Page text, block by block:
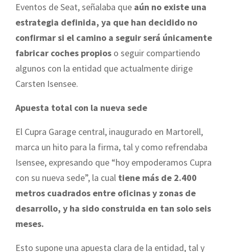
Eventos de Seat, señalaba que aún no existe una
estrategia definida, ya que han decidido no
confirmar si el camino a seguir será únicamente
fabricar coches propios o seguir compartiendo
algunos con la entidad que actualmente dirige
Carsten Isensee.
Apuesta total con la nueva sede
El Cupra Garage central, inaugurado en Martorell,
marca un hito para la firma, tal y como refrendaba
Isensee, expresando que “hoy empoderamos Cupra
con su nueva sede”, la cual tiene más de 2.400
metros cuadrados entre oficinas y zonas de
desarrollo, y ha sido construida en tan solo seis
meses.
Esto supone una apuesta clara de la entidad, tal y